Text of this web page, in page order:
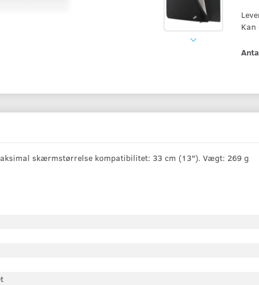
Kan
skærmstørrelse kompatibilitet: 33 cm (13"). Vægt: 269 g